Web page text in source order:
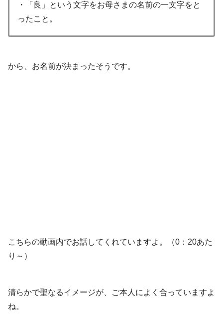
・「良」という文字をお母さまの名前の一文字をと
ったこと。
から、お名前が決まったそうです。
こちらの動画内でお話してくれていますよ。（0：20あた
り～）
清らかで聖なるイメージが、ご本人によく合っていますよ
ね。